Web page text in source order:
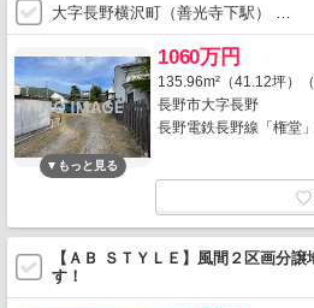
大字長野横沢町（善光寺下駅） …
1060万円
135.96m²（41.12坪）
長野市大字長野
長野電鉄長野線「権堂
【ＡＢ ＳＴＹＬＥ】風間２区画分
す！